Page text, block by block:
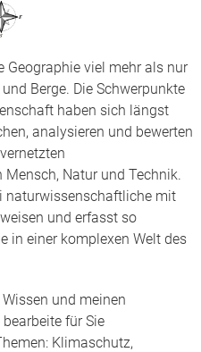
viel mehr als nur
Berge. Die Schwerpunkte
haben sich längst
analysieren und bewerten
Natur und Technik.
naturwissenschaftliche mit
und erfasst so
in einer komplexen Welt des
und meinen
für Sie
Klimaschutz,